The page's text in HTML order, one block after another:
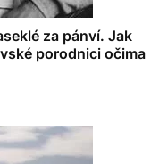
za pánví. Jak
porodnici očima